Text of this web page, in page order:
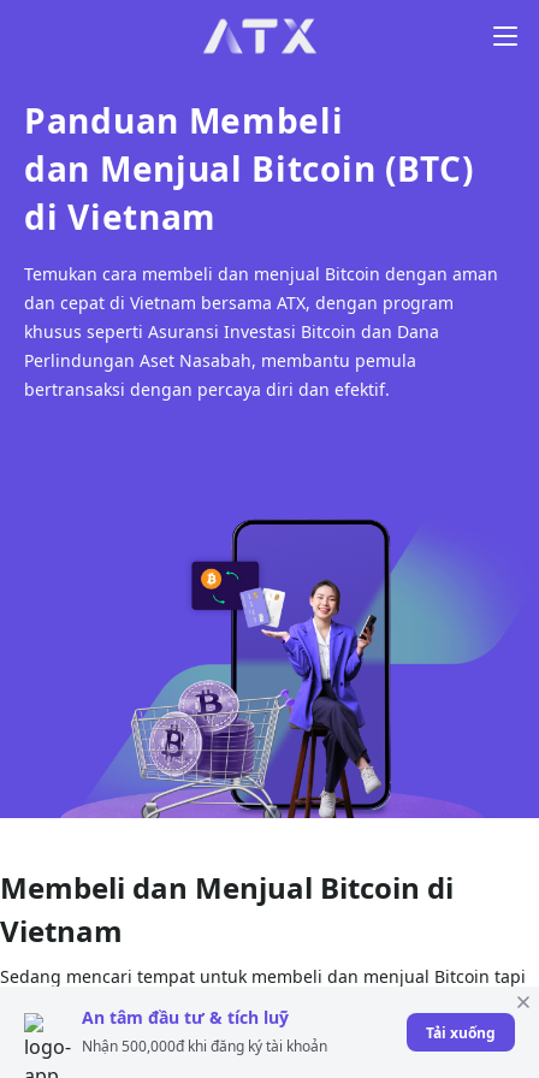
Panduan Membeli
dan Menjual Bitcoin (BTC)
di Vietnam
Temukan cara membeli dan menjual Bitcoin dengan aman
dan cepat di Vietnam bersama ATX, dengan program
khusus seperti Asuransi Investasi Bitcoin dan Dana
Perlindungan Aset Nasabah, membantu pemula
bertransaksi dengan percaya diri dan efektif.
Membeli dan Menjual Bitcoin di
Vietnam
Sedang mencari tempat untuk membeli dan menjual Bitcoin tapi
belum tahu harus mulai dari mana? Biarkan ATX membantu Anda!
Kami menawarkan berbagai pilihan trading mata uang kripto
yang mudah, termasuk Bitcoin, dengan biaya yang sangat rendah
An tâm đầu tư & tích luỹ
Nhận 500,000đ khi đăng ký tài khoản
Tải xuống